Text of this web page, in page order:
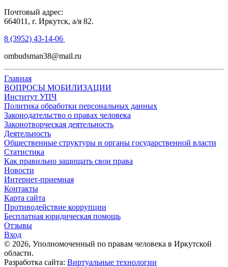
Почтовый адрес:
664011, г. Иркутск, а/я 82.
8 (3952) 43-14-06
ombudsman38@mail.ru
Главная
ВОПРОСЫ МОБИЛИЗАЦИИ
Институт УПЧ
Политика обработки персональных данных
Законодательство о правах человека
Законотворческая деятельность
Деятельность
Общественные структуры и органы государственной власти
Статистика
Как правильно защищать свои права
Новости
Интернет-приемная
Контакты
Карта сайта
Противодействие коррупции
Бесплатная юридическая помощь
Отзывы
Вход
© 2026, Уполномоченный по правам человека в Иркутской
области.
Разработка сайта: Виртуальные технологии